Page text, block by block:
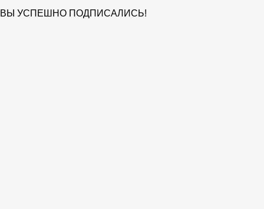
ВЫ УСПЕШНО ПОДПИСАЛИСЬ!